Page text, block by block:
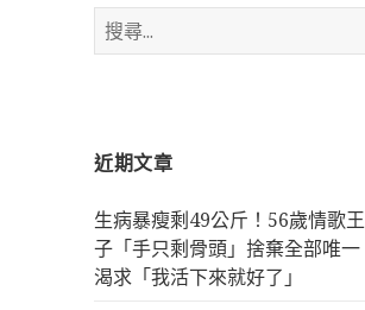
搜
尋
近期文章
生病暴瘦剩49公斤！56歲情歌王
子「手只剩骨頭」捨棄全部唯一
渴求「我活下來就好了」